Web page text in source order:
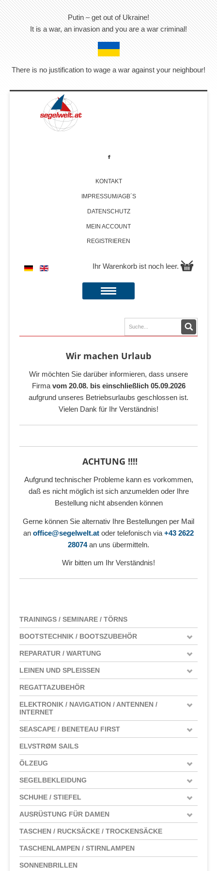
Putin – get out of Ukraine!
It is a war, an invasion and you are a war criminal!
There is no justification to wage a war against your neighbour!
KONTAKT
IMPRESSUM/AGB´S
DATENSCHUTZ
MEIN ACCOUNT
REGISTRIEREN
Ihr Warenkorb ist noch leer.
Wir machen Urlaub
Wir möchten Sie darüber informieren, dass unsere
Firma vom 20.08. bis einschließlich 05.09.2026
aufgrund unseres Betriebsurlaubs geschlossen ist.
Vielen Dank für Ihr Verständnis!
ACHTUNG !!!!
Aufgrund technischer Probleme kann es vorkommen,
daß es nicht möglich ist sich anzumelden oder Ihre
Bestellung nicht absenden können
Gerne können Sie alternativ Ihre Bestellungen per Mail
an office@segelwelt.at oder telefonisch via +43 2622
28074an uns übermitteln.
Wir bitten um Ihr Verständnis!
TRAININGS / SEMINARE / TÖRNS
BOOTSTECHNIK / BOOTSZUBEHÖR
REPARATUR / WARTUNG
LEINEN UND SPLEISSEN
REGATTAZUBEHÖR
ELEKTRONIK / NAVIGATION / ANTENNEN /
INTERNET
SEASCAPE / BENETEAU FIRST
ELVSTRØM SAILS
ÖLZEUG
SEGELBEKLEIDUNG
SCHUHE / STIEFEL
AUSRÜSTUNG FÜR DAMEN
TASCHEN / RUCKSÄCKE / TROCKENSÄCKE
TASCHENLAMPEN / STIRNLAMPEN
SONNENBRILLEN